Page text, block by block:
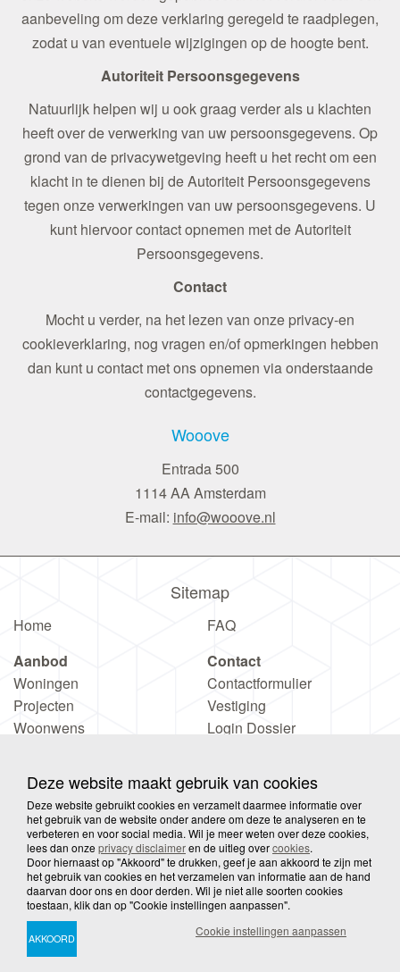
Deze website maakt gebruik van cookies
Deze website gebruikt cookies en verzamelt daarmee informatie over
het gebruik van de website onder andere om deze te analyseren en te
verbeteren en voor social media. Wil je meer weten over deze cookies,
lees dan onzeprivacy disclaimeren de uitleg overcookies.
Door hiernaast op "Akkoord" te drukken, geef je aan akkoord te zijn met
het gebruik van cookies en het verzamelen van informatie aan de hand
daarvan door ons en door derden. Wil je niet alle soorten cookies
toestaan, klik dan op "Cookie instellingen aanpassen".
Cookie instellingen aanpassen
aanbeveling om deze verklaring geregeld te raadplegen,
zodat u van eventuele wijzigingen op de hoogte bent.
Autoriteit Persoonsgegevens
Natuurlijk helpen wij u ook graag verder als u klachten
heeft over de verwerking van uw persoonsgegevens. Op
grond van de privacywetgeving heeft u het recht om een
klacht in te dienen bij de Autoriteit Persoonsgegevens
tegen onze verwerkingen van uw persoonsgegevens. U
kunt hiervoor contact opnemen met de Autoriteit
Persoonsgegevens.
Contact
Mocht u verder, na het lezen van onze privacy-en
cookieverklaring, nog vragen en/of opmerkingen hebben
dan kunt u contact met ons opnemen via onderstaande
contactgegevens.
Wooove
Entrada 500
1114 AA Amsterdam
E-mail: info@wooove.nl
Sitemap
Home
Aanbod
Woningen
Projecten
Woonwens
FAQ
Contact
Contactformulier
Vestiging
Login Dossier
© 2026 Wooove Privacy Disclaimer Sitemap
Cookies